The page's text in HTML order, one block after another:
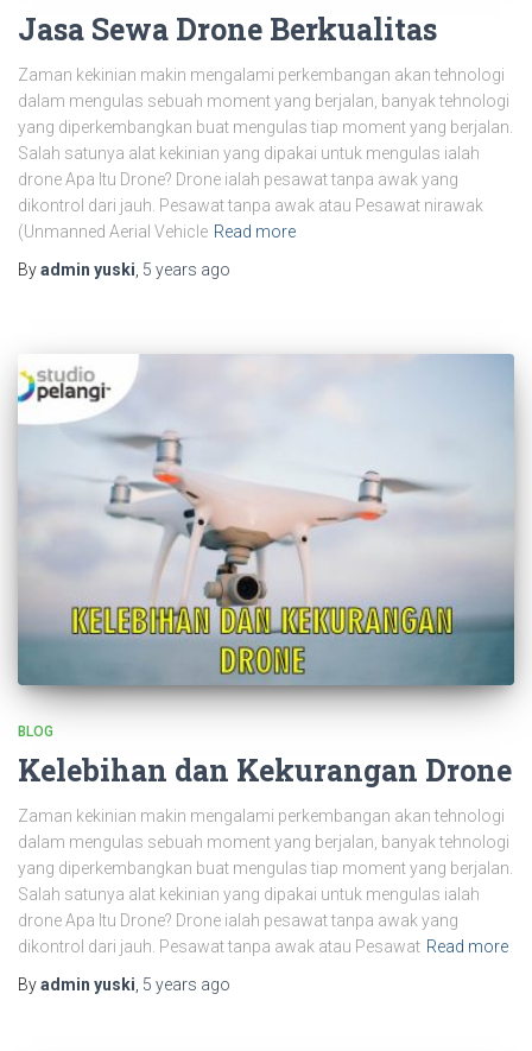
Jasa Sewa Drone Berkualitas
Zaman kekinian makin mengalami perkembangan akan tehnologi
dalam mengulas sebuah moment yang berjalan, banyak tehnologi
yang diperkembangkan buat mengulas tiap moment yang berjalan.
Salah satunya alat kekinian yang dipakai untuk mengulas ialah
drone Apa Itu Drone? Drone ialah pesawat tanpa awak yang
dikontrol dari jauh. Pesawat tanpa awak atau Pesawat nirawak
(Unmanned Aerial Vehicle Read more
Byadmin yuski, 5 years ago
BLOG
Kelebihan dan Kekurangan Drone
Zaman kekinian makin mengalami perkembangan akan tehnologi
dalam mengulas sebuah moment yang berjalan, banyak tehnologi
yang diperkembangkan buat mengulas tiap moment yang berjalan.
Salah satunya alat kekinian yang dipakai untuk mengulas ialah
drone Apa Itu Drone? Drone ialah pesawat tanpa awak yang
dikontrol dari jauh. Pesawat tanpa awak atau Pesawat Read more
Byadmin yuski 5 years ago